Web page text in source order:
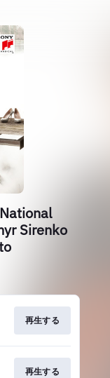
Sirenko
再生する
再生する